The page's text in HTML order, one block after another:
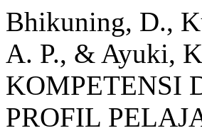
Bhikuning, D.,
A. P., & Ayuki,
KOMPETENSI
PROFIL